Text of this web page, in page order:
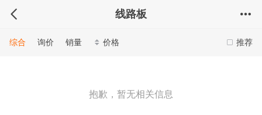
线路板
推荐
综合 询价 销量 价格
抱歉，暂无相关信息